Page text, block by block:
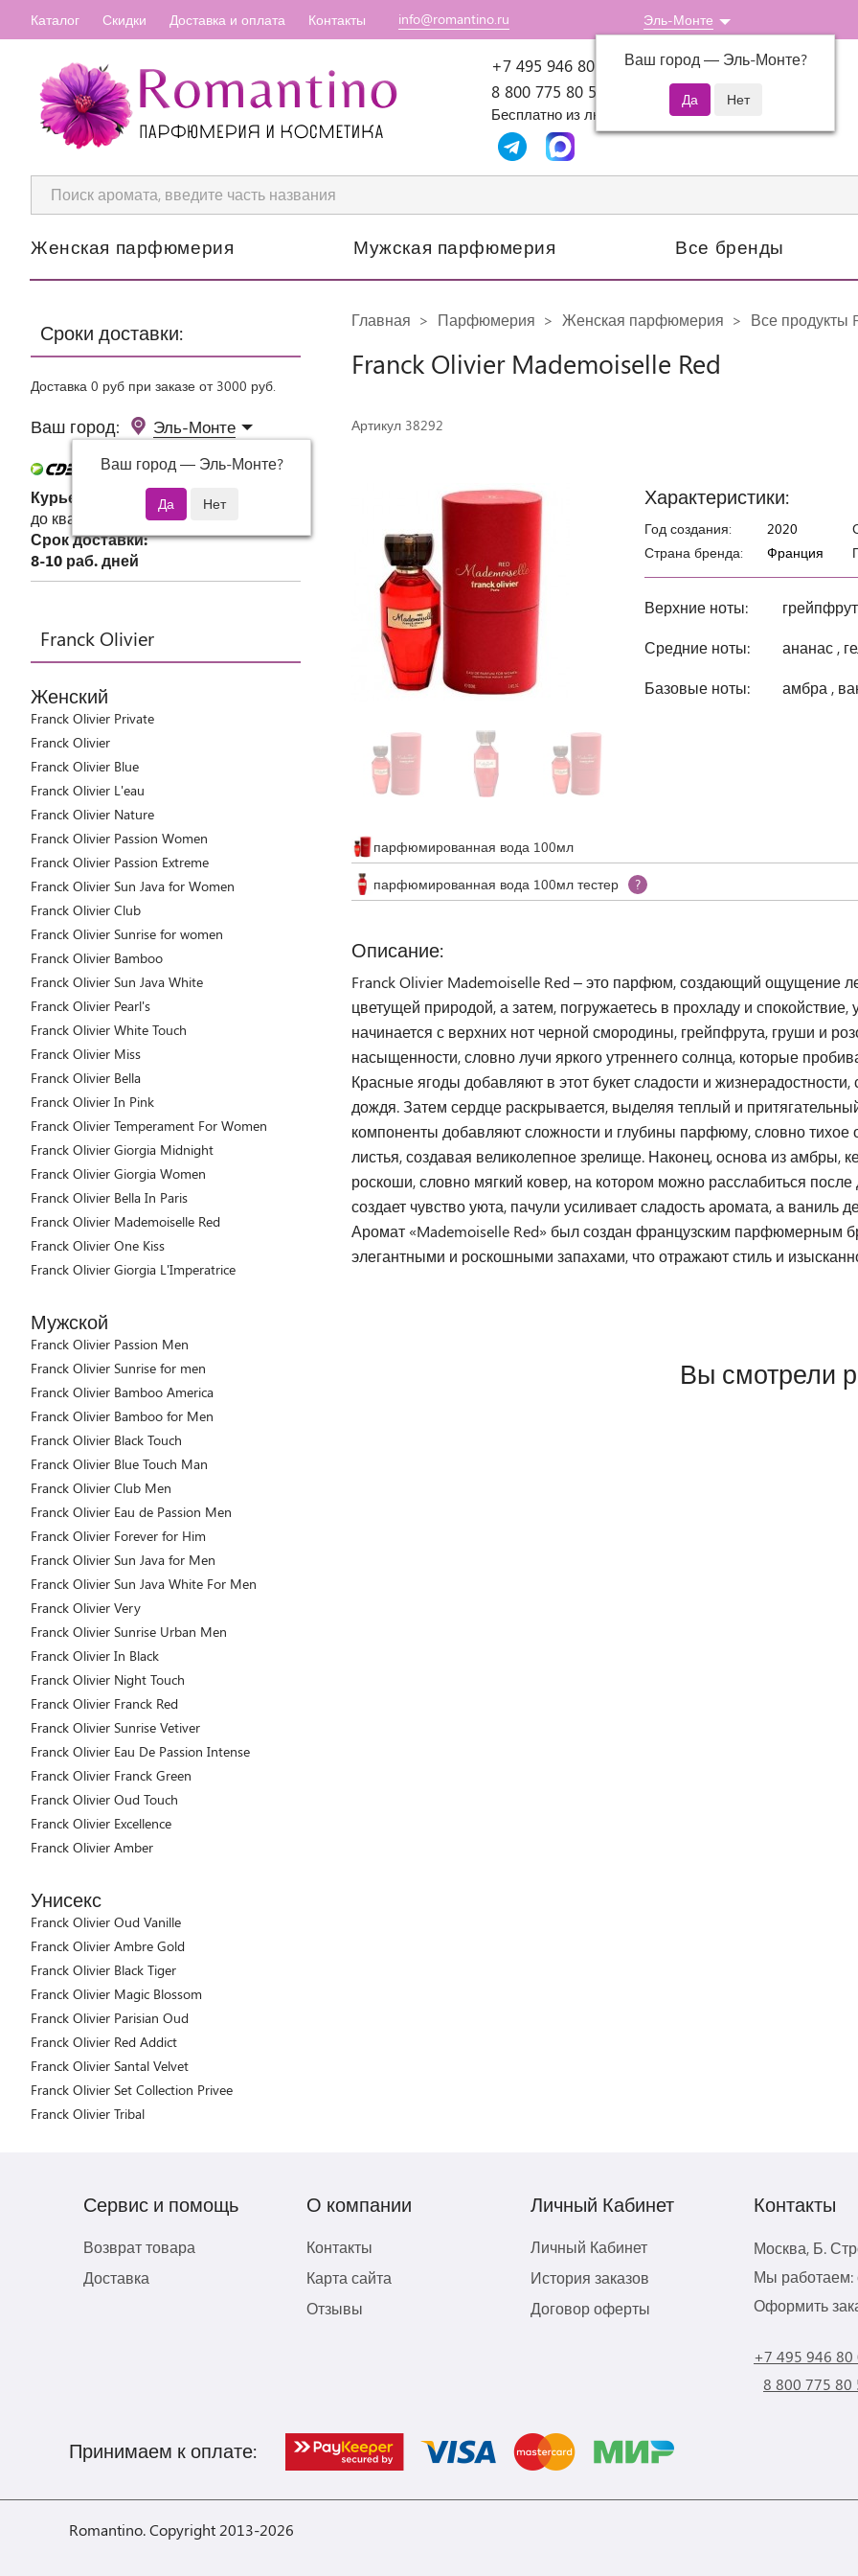
Каталог Скидки Доставка и оплата Контакты info@romantino.ru Эль-Монте
Ваш город — Эль-Монте?
+7 495 946 80 07 Пн-Пт: 10:00-18:00
8 800 775 80 51
Бесплатно из любого региона России
Женская парфюмерия Мужская парфюмерия Все бренды
Сроки доставки:
Доставка 0 руб при заказе от 3000 руб.
Ваш город: Эль-Монте
Ваш город — Эль-Монте?
Курьер СДЭК
до квартиры или офиса
Срок доставки:
8-10 раб. дней
Franck Olivier
Женский
Franck Olivier Private
Franck Olivier
Franck Olivier Blue
Franck Olivier L'eau
Franck Olivier Nature
Franck Olivier Passion Women
Franck Olivier Passion Extreme
Franck Olivier Sun Java for Women
Franck Olivier Club
Franck Olivier Sunrise for women
Franck Olivier Bamboo
Franck Olivier Sun Java White
Franck Olivier Pearl's
Franck Olivier White Touch
Franck Olivier Miss
Franck Olivier Bella
Franck Olivier In Pink
Franck Olivier Temperament For Women
Franck Olivier Giorgia Midnight
Franck Olivier Giorgia Women
Franck Olivier Bella In Paris
Franck Olivier Mademoiselle Red
Franck Olivier One Kiss
Franck Olivier Giorgia L'Imperatrice
Мужской
Franck Olivier Passion Men
Franck Olivier Sunrise for men
Franck Olivier Bamboo America
Franck Olivier Bamboo for Men
Franck Olivier Black Touch
Franck Olivier Blue Touch Man
Franck Olivier Club Men
Franck Olivier Eau de Passion Men
Franck Olivier Forever for Him
Franck Olivier Sun Java for Men
Franck Olivier Sun Java White For Men
Franck Olivier Very
Franck Olivier Sunrise Urban Men
Franck Olivier In Black
Franck Olivier Night Touch
Franck Olivier Franck Red
Franck Olivier Sunrise Vetiver
Franck Olivier Eau De Passion Intense
Franck Olivier Franck Green
Franck Olivier Oud Touch
Franck Olivier Excellence
Franck Olivier Amber
Унисекс
Franck Olivier Oud Vanille
Franck Olivier Ambre Gold
Franck Olivier Black Tiger
Franck Olivier Magic Blossom
Franck Olivier Parisian Oud
Franck Olivier Red Addict
Franck Olivier Santal Velvet
Franck Olivier Set Collection Privee
Franck Olivier Tribal
Главная Парфюмерия Женская парфюмерия Все продукты
Franck Olivier Mademoiselle Red
Артикул 38292
Характеристики:
Год создания:
2020
Страна бренда:
Франция
Верхние ноты:
Средние ноты:
ананас ,
Базовые ноты:
амбра ,
парфюмированная вода 100мл
парфюмированная вода 100мл тестер ?
Описание:
Franck Olivier Mademoiselle Red – это парфюм, создающий ощущение
цветущей природой, а затем, погружаетесь в прохладу и
начинается с верхних нот черной смородины, грейпфрута, груши и
насыщенности, словно лучи яркого утреннего солнца, которые
Красные ягоды добавляют в этот букет сладости и
дождя. Затем сердце раскрывается, выделяя теплый и
компоненты добавляют сложности и глубины парфюму, словно тихое
листья, создавая великолепное зрелище. Наконец, основа из амбры,
роскоши, словно мягкий ковер, на котором можно расслабиться
создает чувство уюта, пачули усиливает сладость аромата, а ваниль
Аромат «Mademoiselle Red» был создан французским парфюмерным
элегантными и роскошными запахами, что отражают стиль и
Вы смотрели
Сервис и помощь
Возврат товара
Доставка
О компании
Контакты
Карта сайта
Отзывы
Личный Кабинет
Личный Кабинет
История заказов
Договор оферты
Контакты
Москва, Б.
Мы работаем:
Оформить
+7 495 946 80
8 800 775 80
Принимаем к оплате:
Romantino. Copyright 2013-2026